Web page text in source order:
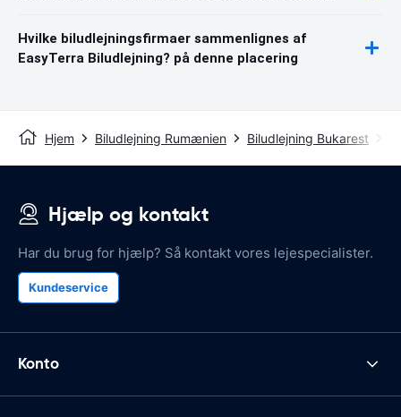
Hvilke biludlejningsfirmaer sammenlignes af
EasyTerra Biludlejning? på denne placering
Hjem Biludlejning Rumænien Biludlejning Bukarest
Hjælp og kontakt
Har du brug for hjælp? Så kontakt vores lejespecialister.
Kundeservice
Konto